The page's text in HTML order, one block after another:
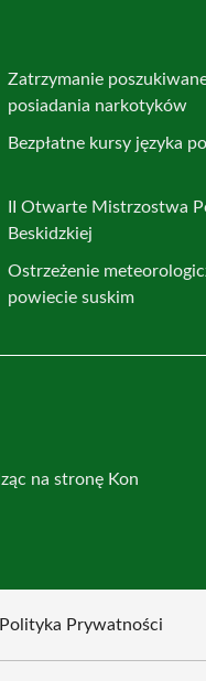
Zatrzymanie
posiadania narkotyków
Bezpłatne kursy języka
II Otwarte Mistrzostwa
Beskidzkiej
Ostrzeżenie
powiecie suskim
na stronę Kon
Polityka Prywatności